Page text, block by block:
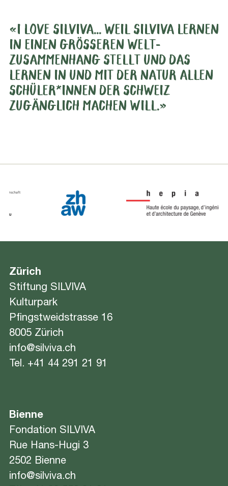
«I LOVE SILVIVA... WEIL SILVIVA LERNEN
IN EINEN GRÖSSEREN WELT-
ZUSAMMENHANG STELLT UND DAS
LERNEN IN UND MIT DER NATUR ALLEN
SCHÜLER*INNEN DER SCHWEIZ
ZUGÄNGLICH MACHEN WILL.»
Zürich
Stiftung SILVIVA
Kulturpark
Pfingstweidstrasse 16
8005 Zürich
info@silviva.ch
Tel. +41 44 291 21 91
Bienne
Fondation SILVIVA
Rue Hans-Hugi 3
2502 Bienne
info@silviva.ch